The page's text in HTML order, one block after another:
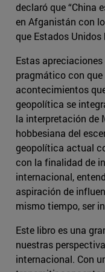
declaró que “China
en Afganistán con
que Estados Unidos
Estas
pragmático con
acontecimientos
geopolítica se
la interpretación de
hobbesiana del
geopolítica actual
con la finalidad de
internacional,
aspiración de
mismo tiempo, ser
Este libro es una
nuestras
internacional. Con